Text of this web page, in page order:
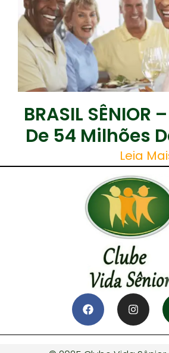
BRASIL SÊNIOR
De 54 Milhões
Leia